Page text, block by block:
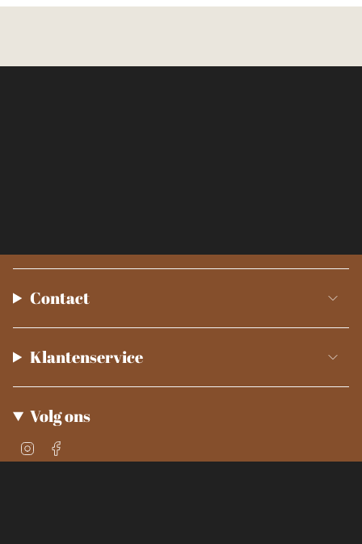
Contact
Klantenservice
Volg ons
Instagram